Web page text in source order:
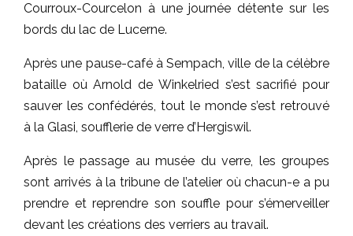
Courroux-Courcelon à une journée détente sur les
bords du lac de Lucerne.
Après une pause-café à Sempach, ville de la célèbre
bataille où Arnold de Winkelried s’est sacrifié pour
sauver les confédérés, tout le monde s’est retrouvé
à la Glasi, soufflerie de verre d’Hergiswil.
Après le passage au musée du verre, les groupes
sont arrivés à la tribune de l’atelier où chacun-e a pu
prendre et reprendre son souffle pour s’émerveiller
devant les créations des verriers au travail.